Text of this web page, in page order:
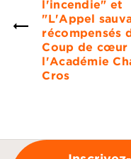
l'incendie" et
"L'Appel
récompensés
Coup de cœur
l'Académie
Cros